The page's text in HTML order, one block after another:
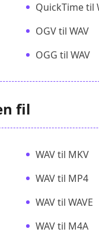
QuickTime til
OGV til WAV
OGG til WAV
fil
WAV til MKV
WAV til MP4
WAV til WAVE
WAV til M4A